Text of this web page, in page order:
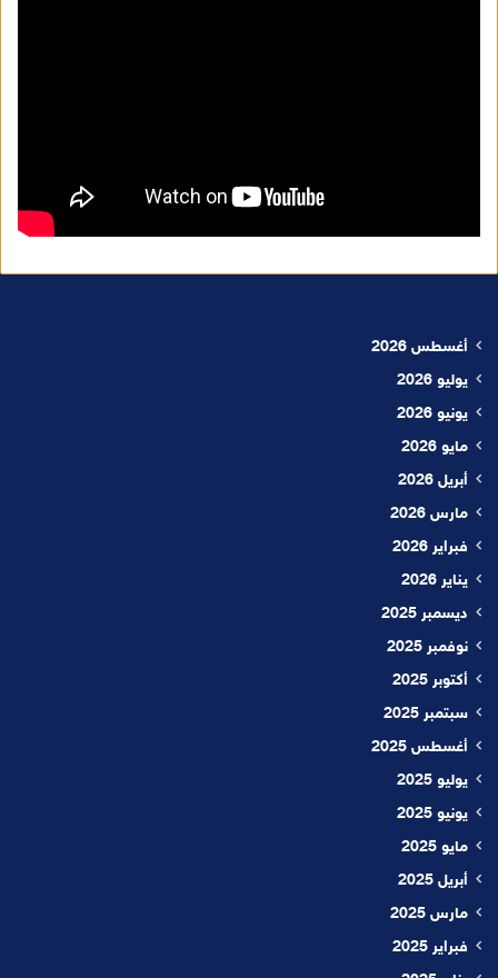
أغسطس 2026
يوليو 2026
يونيو 2026
مايو 2026
أبريل 2026
مارس 2026
فبراير 2026
يناير 2026
ديسمبر 2025
نوفمبر 2025
أكتوبر 2025
سبتمبر 2025
أغسطس 2025
يوليو 2025
يونيو 2025
مايو 2025
أبريل 2025
مارس 2025
فبراير 2025